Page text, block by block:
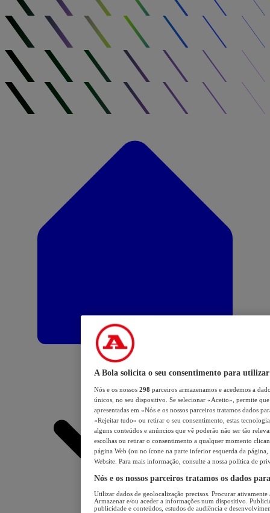
A Bola solicita o seu consentimento para utilizar
Nós e os nossos 298 parceiros armazenamos e acedemos a
únicos, no seu dispositivo. Se selecionar «Aceito», permite
apresentadas em «Nós e os nossos parceiros tratamos dados
«Rejeitar tudo» ou retirar o seu consentimento, estas
alguns conteúdos e anúncios que vê poderão não ser tão
escolhas ou retirar o consentimento a qualquer momento
página Web (ou no ícone na parte inferior esquerda da página,
Website. Para mais informação, consulte a nossa política de
Nós e os nossos parceiros tratamos os dados
Utilizar dados de geolocalização precisos. Procurar
Armazenar e/ou aceder a informações num dispositivo.
publicidade e conteúdos, estudos de audiência e